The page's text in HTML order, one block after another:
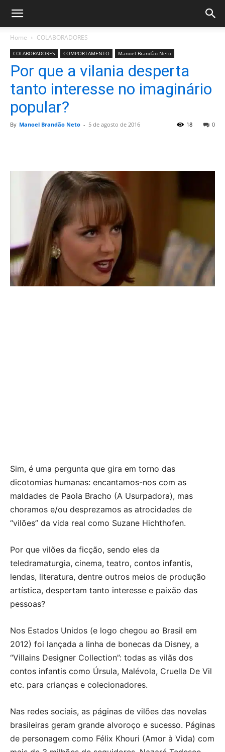
Home COLABORADORES
COLABORADORES COMPORTAMENTO Manoel Brandão Neto
Por que a vilania desperta
tanto interesse no imaginário
popular?
By Manoel Brandão Neto - 5 de agosto de 2016 0
18
Sim, é uma pergunta que gira em torno das
dicotomias humanas: encantamos-nos com as
maldades de Paola Bracho (A Usurpadora), mas
choramos e/ou desprezamos as atrocidades de
“vilões” da vida real como Suzane Hichthofen.
Por que vilões da ficção, sendo eles da
teledramaturgia, cinema, teatro, contos infantis,
lendas, literatura, dentre outros meios de produção
artística, despertam tanto interesse e paixão das
pessoas?
Nos Estados Unidos (e logo chegou ao Brasil em
2012) foi lançada a linha de bonecas da Disney, a
“Villains Designer Collection”: todas as vilãs dos
contos infantis como Úrsula, Malévola, Cruella De Vil
etc. para crianças e colecionadores.
Nas redes sociais, as páginas de vilões das novelas
brasileiras geram grande alvoroço e sucesso. Páginas
de personagem como Félix Khouri (Amor à Vida) com